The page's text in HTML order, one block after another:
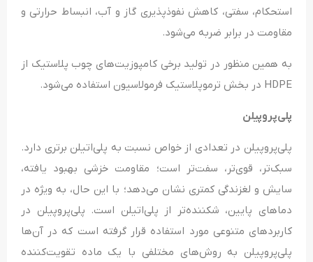
استحکام، سفتی، کاهش نفوذپذیری گاز و آب، انبساط حرارتی و
مقاومت در برابر ضربه می‌شود.
به همین منظور در تولید برخی کامپوزیت‌های چوب پلاستیک از
HDPE در بخش ترموپلاستیک فرمولاسیون استفاده می‌شود.
پلی‌پروپیلن
پلی‌پروپیلن در تعدادی از خواص نسبت به پلی‌اتیلن برتری دارد.
سبک‌تر، قوی‌تر، سفت‌تر است؛ مقاومت خزشی بهبود یافته،
سایش و لغزندگی کمتری نشان می‌دهد؛ با این حال، به ویژه در
دماهای پایین، شکننده‌تر از پلی‌اتیلن است. پلی‌پروپیلن در
کاربردهای متنوعی مورد استفاده قرار گرفته است که در آن‌ها
پلی‌پروپیلن به روش‌های مختلفی با یک ماده تقویت‌کننده